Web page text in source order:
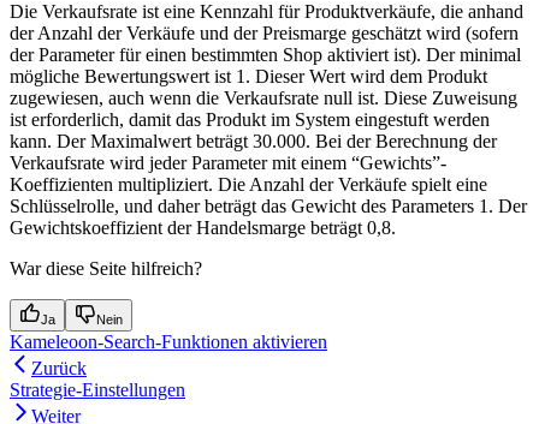
Die Verkaufsrate ist eine Kennzahl für Produktverkäufe, die anhand
der Anzahl der Verkäufe und der Preismarge geschätzt wird (sofern
der Parameter für einen bestimmten Shop aktiviert ist). Der minimal
mögliche Bewertungswert ist 1. Dieser Wert wird dem Produkt
zugewiesen, auch wenn die Verkaufsrate null ist. Diese Zuweisung
ist erforderlich, damit das Produkt im System eingestuft werden
kann. Der Maximalwert beträgt 30.000. Bei der Berechnung der
Verkaufsrate wird jeder Parameter mit einem “Gewichts”-
Koeffizienten multipliziert. Die Anzahl der Verkäufe spielt eine
Schlüsselrolle, und daher beträgt das Gewicht des Parameters 1. Der
Gewichtskoeffizient der Handelsmarge beträgt 0,8.
War diese Seite hilfreich?
Ja Nein
Kameleoon-Search-Funktionen aktivieren
Zurück
Strategie-Einstellungen
Weiter